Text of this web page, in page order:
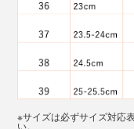
ポインテッドトゥ
が、ふかふかのイ
※サイズは必ずサイズ対応
い。